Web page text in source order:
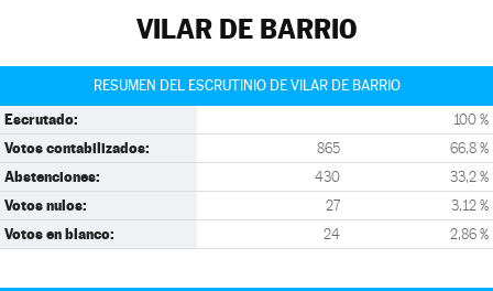
VILAR DE BARRIO
RESUMEN DEL ESCRUTINIO DE VILAR DE BARRIO
Escrutado: 100 %
Votos contabilizados: 865 66,8 %
Abstenciones: 430 33,2 %
Votos nulos: 27 3,12 %
Votos en blanco: 24 2,86 %